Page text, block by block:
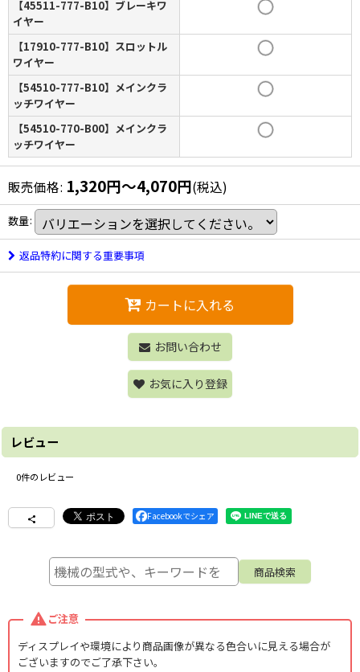
【45511-777-B10】ブレーキワ
イヤー
【17910-777-B10】スロットル
ワイヤー
【54510-777-B10】メインクラ
ッチワイヤー
【54510-770-B00】メインクラ
ッチワイヤー
販売価格: 1,320円～4,070円(税込)
数量:
返品特約に関する重要事項
カートに入れる
お問い合わせ
お気に入り登録
レビュー
0件のレビュー
Facebookでシェア
ご注意
ディスプレイや環境により商品画像が異なる色合いに見える場合が
ございますのでご了承下さい。